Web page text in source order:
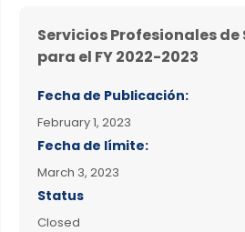
Servicios Profesionales
para el FY 2022-2023
Fecha de Publicación:
February 1, 2023
Fecha de límite:
March 3, 2023
Status
Closed